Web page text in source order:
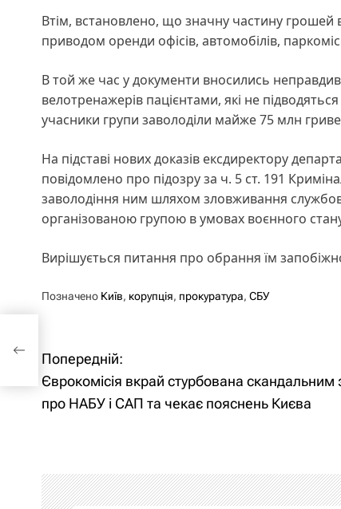
Втім, встановлено, що значну частину грошей
приводом оренди офісів, автомобілів,
В той же час у документи вносились
велотренажерів пацієнтами, які не
учасники групи заволоділи майже 75 млн
На підставі нових доказів ексдиректору
повідомлено про підозру за ч. 5 ст. 191
заволодіння ним шляхом зловживання
організованою групою в умовах воєнного
Вирішується питання про обрання їм
Позначено Київ, корупція, прокуратура, СБУ
Н
а
г
Попередній:
Єврокомісія вкрай стурбована
про НАБУ і САП та чекає пояснень Києва